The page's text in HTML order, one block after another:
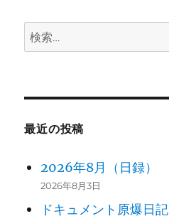
検
索:
最近の投稿
2026年8月（日録）
2026年8月3日
ドキュメント原爆日記